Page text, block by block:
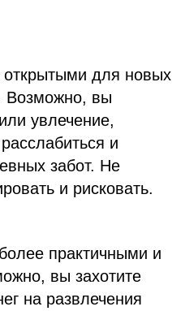
открытыми для новых
Возможно, вы
увлечение,
и
забот. Не
и рисковать.
практичными и
вы захотите
на развлечения